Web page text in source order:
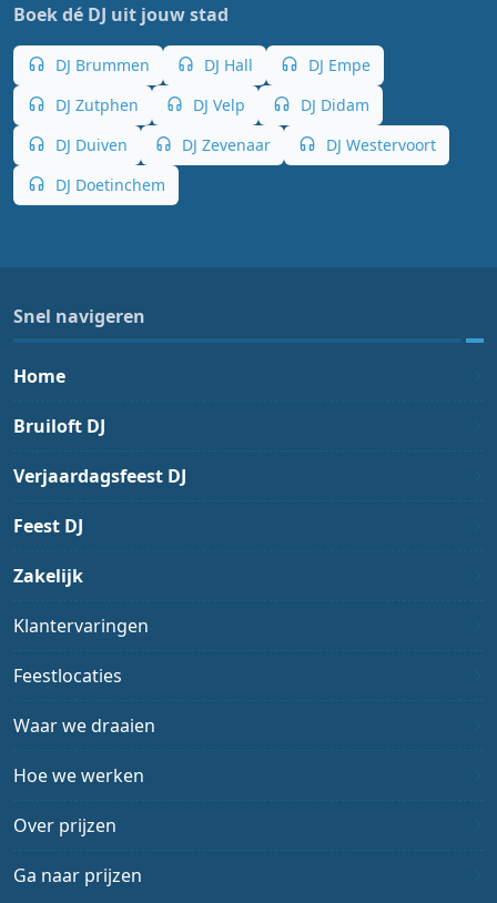
Boek dé DJ uit jouw stad
DJ Brummen DJ Hall
DJ Empe
DJ Zutphen
DJ Velp
DJ Didam
DJ Duiven
DJ Zevenaar
DJ Westervoort
DJ Doetinchem
Snel navigeren
Home
Bruiloft DJ
Verjaardagsfeest DJ
Feest DJ
Zakelijk
Klantervaringen
Feestlocaties
Waar we draaien
Hoe we werken
Over prijzen
Ga naar prijzen